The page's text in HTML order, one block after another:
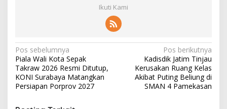
Ikuti Kami
N
a
v
Pos sebelumnya
Piala Wali Kota Sepak
Takraw 2026 Resmi Ditutup,
KONI Surabaya Matangkan
Persiapan Porprov 2027
Pos berikutnya
Kadisdik Jatim Tinjau
Kerusakan Ruang Kelas
Akibat Puting Beliung di
SMAN 4 Pamekasan